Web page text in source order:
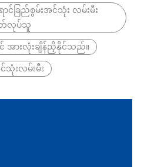
င်ခြည်စွမ်းအင်သုံး လမ်းမီး
လုပ်သူ
ားလုံးချိန်ညှိနိုင်သည်။
င်သုံးလမ်းမီး